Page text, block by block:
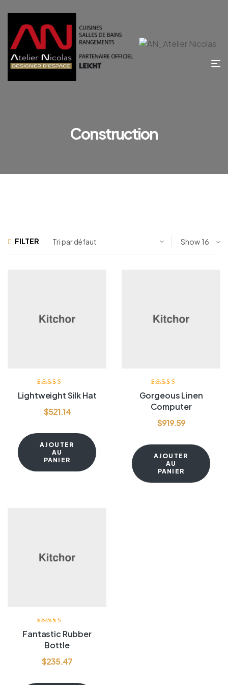
Construction
FILTER Show
Note
4.00
sur 5
Lightweight Silk Hat
$521.14
AJOUTER
AU
PANIER
sur
5
Gorgeous Linen
Computer
$919.59
AJOUTER
AU
PANIER
4.00
sur 5
Fantastic Rubber
Bottle
$235.47